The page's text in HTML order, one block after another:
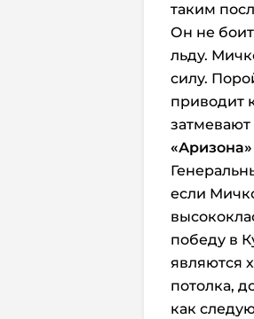
таким
Он не
льду.
силу.
приводит
затмевают
«Аризона»
если
победу в
являются
потолка,
как